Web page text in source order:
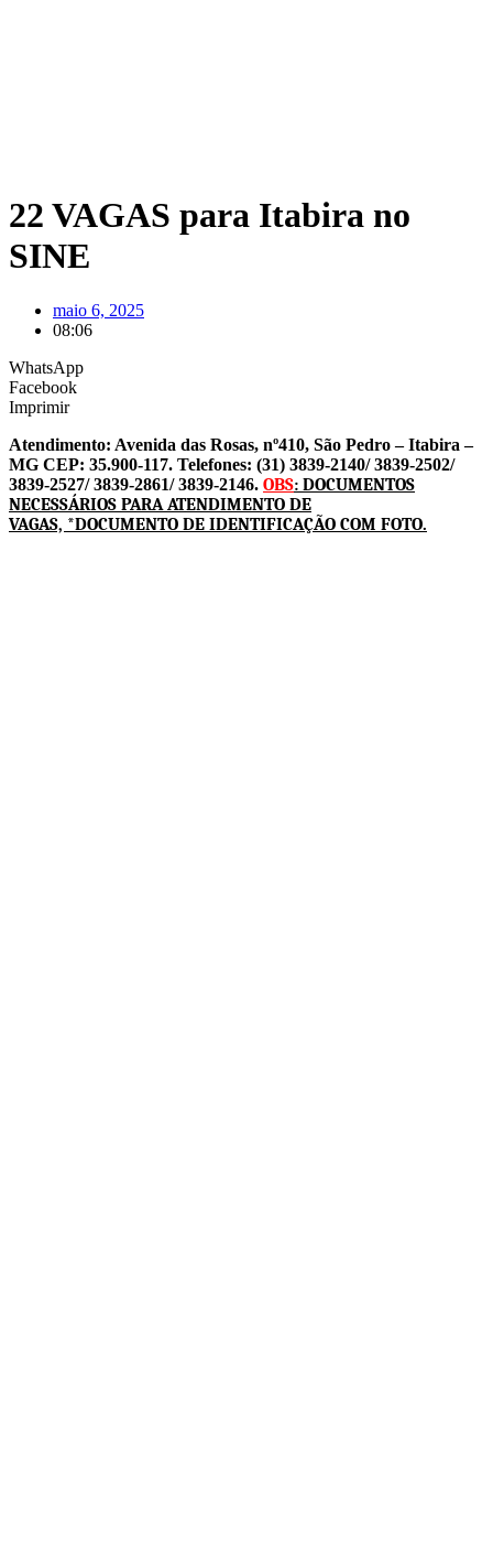
22 VAGAS para Itabira no
SINE
maio 6, 2025
08:06
WhatsApp
Facebook
Imprimir
Atendimento: Avenida das Rosas, nº410, São Pedro – Itabira –
MG CEP: 35.900-117. Telefones: (31) 3839-2140/ 3839-2502/
3839-2527/ 3839-2861/ 3839-2146. OBS: DOCUMENTOS
NECESSÁRIOS PARA ATENDIMENTO DE
VAGAS, *DOCUMENTO DE IDENTIFICAÇÃO COM FOTO.